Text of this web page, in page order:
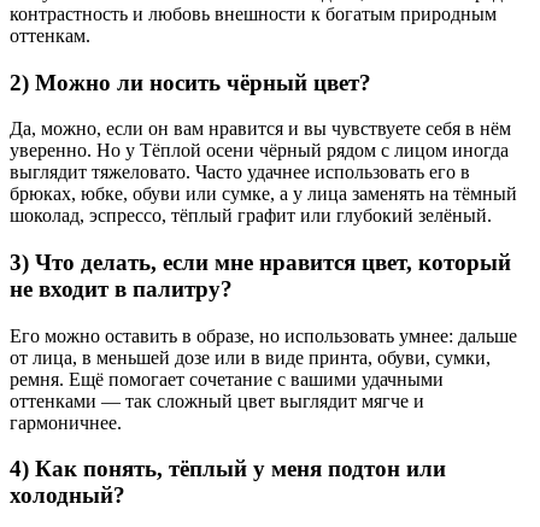
контрастность и любовь внешности к богатым природным
оттенкам.
2) Можно ли носить чёрный цвет?
Да, можно, если он вам нравится и вы чувствуете себя в нём
уверенно. Но у Тёплой осени чёрный рядом с лицом иногда
выглядит тяжеловато. Часто удачнее использовать его в
брюках, юбке, обуви или сумке, а у лица заменять на тёмный
шоколад, эспрессо, тёплый графит или глубокий зелёный.
3) Что делать, если мне нравится цвет, который
не входит в палитру?
Его можно оставить в образе, но использовать умнее: дальше
от лица, в меньшей дозе или в виде принта, обуви, сумки,
ремня. Ещё помогает сочетание с вашими удачными
оттенками — так сложный цвет выглядит мягче и
гармоничнее.
4) Как понять, тёплый у меня подтон или
холодный?